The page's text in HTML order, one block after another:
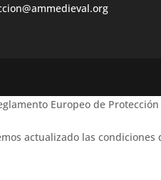
Europeo de
actualizado las condiciones